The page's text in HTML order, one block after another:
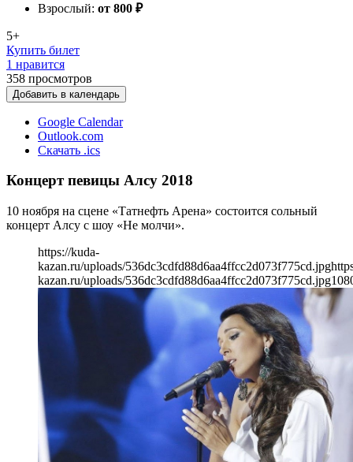
Взрослый: от 800 ₽
5+
Купить билет
1 нравится
358 просмотров
Добавить в календарь
Google Calendar
Outlook.com
Скачать .ics
Концерт певицы Алсу 2018
10 ноября на сцене «Татнефть Арена» состоится сольный
концерт Алсу с шоу «Не молчи».
https://kuda-
kazan.ru/uploads/536dc3cdfd88d6aa4ffcc2d073f775cd.jpg
kazan.ru/uploads/536dc3cdfd88d6aa4ffcc2d073f775cd.jpg